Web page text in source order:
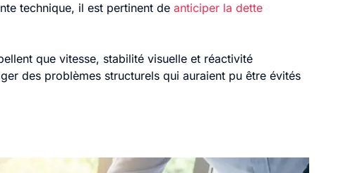
technique, il est pertinent de anticiper la dette
que vitesse, stabilité visuelle et réactivité
des problèmes structurels qui auraient pu être évités